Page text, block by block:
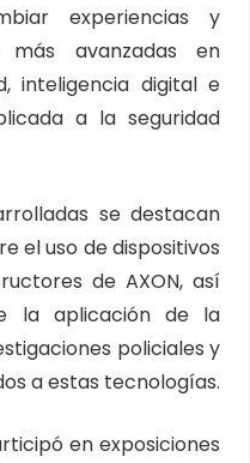
experiencias y
avanzadas en
inteligencia digital e
a la seguridad
se destacan
el uso de dispositivos
de AXON, así
la aplicación de la
policiales y
a estas tecnologías.
en exposiciones